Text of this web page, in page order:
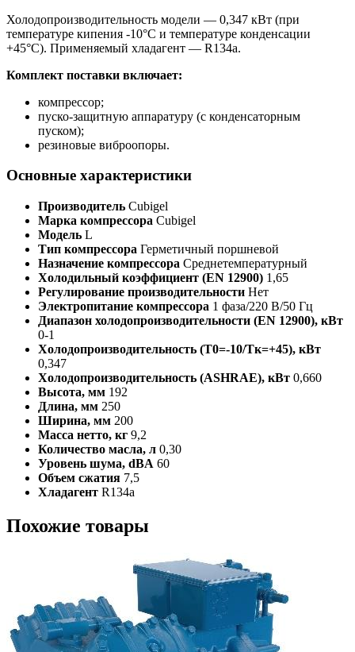
Холодопроизводительность модели — 0,347 кВт (при
температуре кипения -10°C и температуре конденсации
+45°C). Применяемый хладагент — R134a.
Комплект поставки включает:
компрессор;
пуско-защитную аппаратуру (с конденсаторным
пуском);
резиновые виброопоры.
Основные характеристики
Производитель Cubigel
Марка компрессора Cubigel
Модель L
Тип компрессора Герметичный поршневой
Назначение компрессора Среднетемпературный
Холодильный коэффициент (EN 12900) 1,65
Регулирование производительности Нет
Электропитание компрессора 1 фаза/220 В/50 Гц
Диапазон холодопроизводительности (EN 12900), кВт
0-1
Холодопроизводительность (Т0=-10/Тк=+45), кВт
0,347
Холодопроизводительность (ASHRAE), кВт 0,660
Высота, мм 192
Длина, мм 250
Ширина, мм 200
Масса нетто, кг 9,2
Количество масла, л 0,30
Уровень шума, dBA 60
Объем сжатия 7,5
Хладагент R134a
Похожие товары